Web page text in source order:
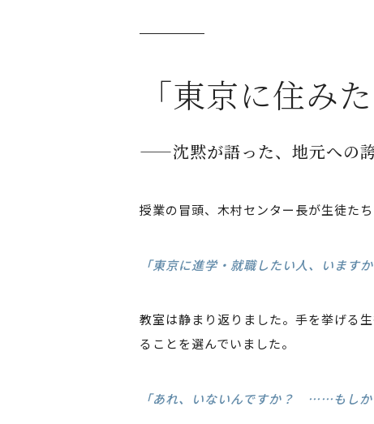
「東京に住み
——沈黙が語った、地元への
授業の冒頭、木村センター長が生徒たち
「東京に進学・就職したい人、いますか
教室は静まり返りました。手を挙げる
ることを選んでいました。
「あれ、いないんですか？ ……もしか